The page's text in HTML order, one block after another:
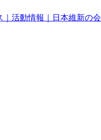
活動情報｜日本維新の会